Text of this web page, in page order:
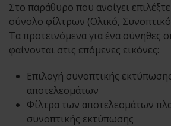
Στο παράθυρο που ανοίγει
σύνολο φίλτρων (Ολικό,
Τα προτεινόμενα για ένα σύνηθες
φαίνονται στις επόμενες εικόνες:
Επιλογή συνοπτικής
αποτελεσμάτων
Φίλτρα των αποτελεσμάτων
συνοπτικής εκτύπωσης